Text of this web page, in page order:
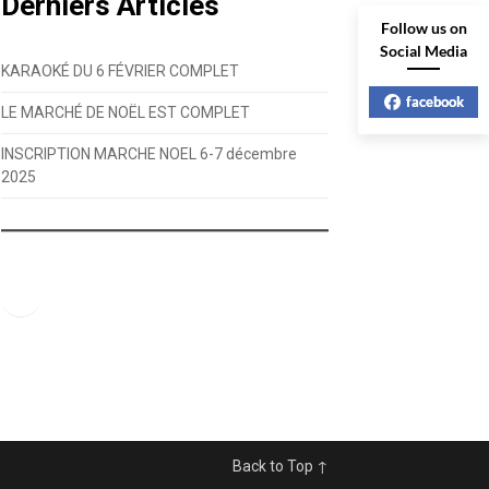
KARAOKÉ DU 6 FÉVRIER COMPLET
LE MARCHÉ DE NOËL EST COMPLET
INSCRIPTION MARCHE NOEL 6-7 décembre
2025
Back to Top ↑
Follow us on
Social Media
facebook